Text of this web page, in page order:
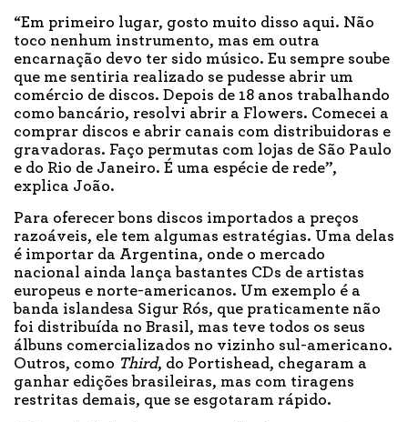
“Em primeiro lugar, gosto muito disso aqui. Não
toco nenhum instrumento, mas em outra
encarnação devo ter sido músico. Eu sempre soube
que me sentiria realizado se pudesse abrir um
comércio de discos. Depois de 18 anos trabalhando
como bancário, resolvi abrir a Flowers. Comecei a
comprar discos e abrir canais com distribuidoras e
gravadoras. Faço permutas com lojas de São Paulo
e do Rio de Janeiro. É uma espécie de rede”,
explica João.
Para oferecer bons discos importados a preços
razoáveis, ele tem algumas estratégias. Uma delas
é importar da Argentina, onde o mercado
nacional ainda lança bastantes CDs de artistas
europeus e norte-americanos. Um exemplo é a
banda islandesa Sigur Rós, que praticamente não
foi distribuída no Brasil, mas teve todos os seus
álbuns comercializados no vizinho sul-americano.
Outros, como Third, do Portishead, chegaram a
ganhar edições brasileiras, mas com tiragens
restritas demais, que se esgotaram rápido.